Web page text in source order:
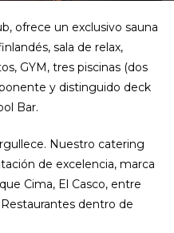
ofrece un exclusivo sauna
sala de relax,
GYM, tres piscinas (dos
y distinguido deck
Bar.
Nuestro catering
de excelencia, marca
Cima, El Casco, entre
dentro de